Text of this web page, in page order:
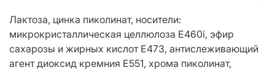
Лактоза, цинка пиколинат, носители:
микрокристаллическая целлюлоза Е460i, эфир
сахарозы и жирных кислот Е473, антислеживающий
агент диоксид кремния Е551, хрома пиколинат,